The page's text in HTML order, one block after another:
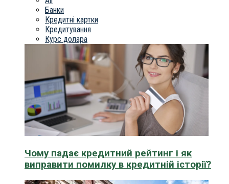
Банки
Кредитні картки
Кредитування
Курс долара
Чому падає кредитний рейтинг і як
виправити помилку в кредитній історії?